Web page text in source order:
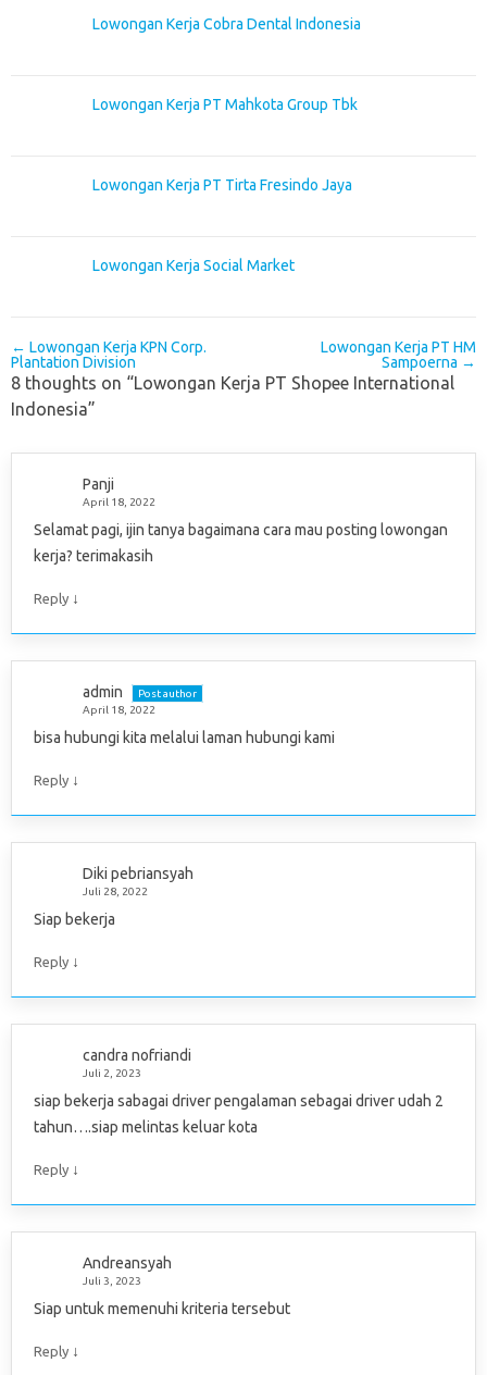
Lowongan Kerja Cobra Dental Indonesia
Lowongan Kerja PT Mahkota Group Tbk
Lowongan Kerja PT Tirta Fresindo Jaya
Lowongan Kerja Social Market
Post navigation
← Lowongan Kerja KPN Corp.
Plantation Division
Lowongan Kerja PT HM
Sampoerna →
8 thoughts on “Lowongan Kerja PT Shopee International
Indonesia”
Panji
April 18, 2022
Selamat pagi, ijin tanya bagaimana cara mau posting lowongan
kerja? terimakasih
Reply ↓
admin
Post author
April 18, 2022
bisa hubungi kita melalui laman hubungi kami
Reply ↓
Diki pebriansyah
Juli 28, 2022
Siap bekerja
Reply ↓
candra nofriandi
Juli 2, 2023
siap bekerja sabagai driver pengalaman sebagai driver udah 2
tahun….siap melintas keluar kota
Reply ↓
Andreansyah
Juli 3, 2023
Siap untuk memenuhi kriteria tersebut
Reply ↓